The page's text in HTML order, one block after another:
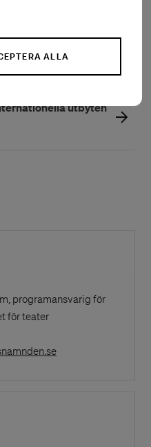
utbyten
utbyten
programansvarig för
för teater
(Opens in a New
ALLA